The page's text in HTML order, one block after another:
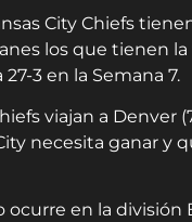
City Chiefs
los que tienen
3 en la Semana 7.
viajan a
necesita ganar
ocurre en la división